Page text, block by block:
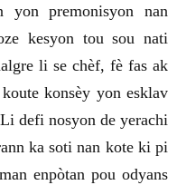
yon premonisyon nan
kesyon tou sou nati
li se chèf, fè fas ak
konsèy yon esklav
defi nosyon de yerachi
ka soti nan kote ki pi
enpòtan pou odyans